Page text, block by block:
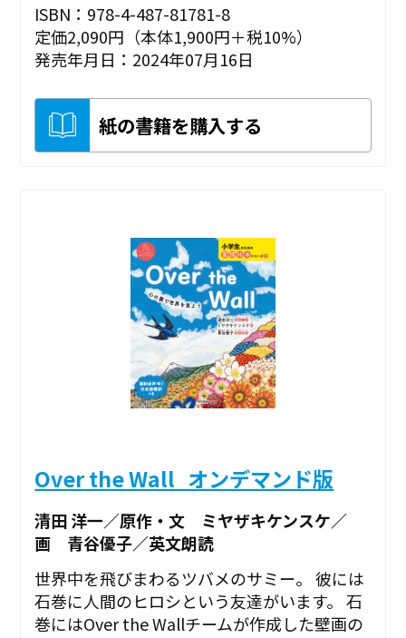
ISBN：978-4-487-81781-8
定価2,090円（本体1,900円＋税10%）
発売年月日：2024年07月16日
紙の書籍を購入する
Over the Wall_オンデマンド版
清田 洋一／原作・文 ミヤザキケンスケ／
画 青谷優子／英文朗読
世界中を飛びまわるツバメのサミー。 彼には
石巻に人間のヒロシという友達がいます。 石
巻にはOver the Wallチームが作成した壁画の